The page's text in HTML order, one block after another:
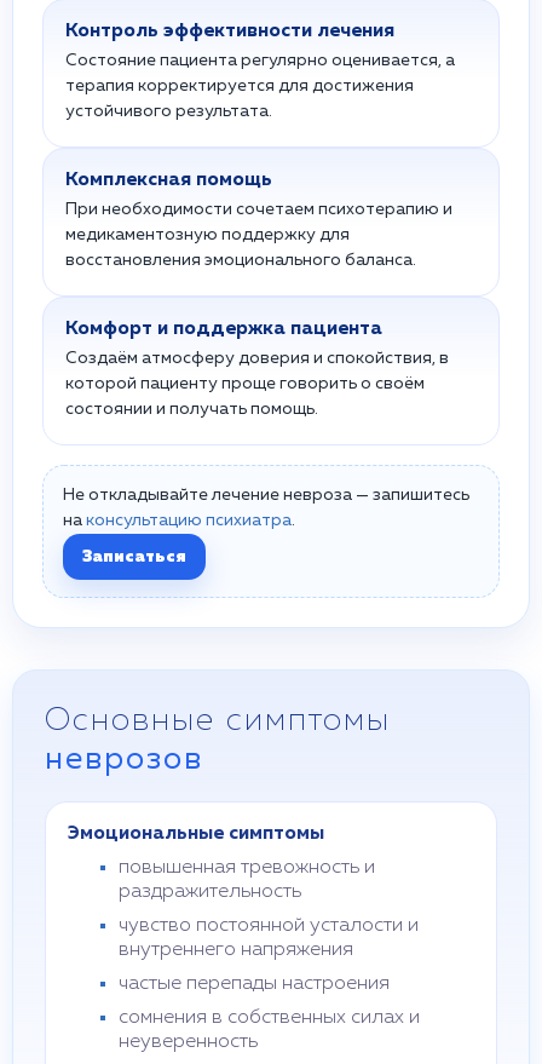
Контроль эффективности лечения
Состояние пациента регулярно оценивается, а
терапия корректируется для достижения
устойчивого результата.
Комплексная помощь
При необходимости сочетаем психотерапию и
медикаментозную поддержку для
восстановления эмоционального баланса.
Комфорт и поддержка пациента
Создаём атмосферу доверия и спокойствия, в
которой пациенту проще говорить о своём
состоянии и получать помощь.
Не откладывайте лечение невроза — запишитесь
на консультацию психиатра.
Записаться
Основные симптомы
неврозов
Эмоциональные симптомы
повышенная тревожность и
раздражительность
чувство постоянной усталости и
внутреннего напряжения
частые перепады настроения
сомнения в собственных силах и
неуверенность